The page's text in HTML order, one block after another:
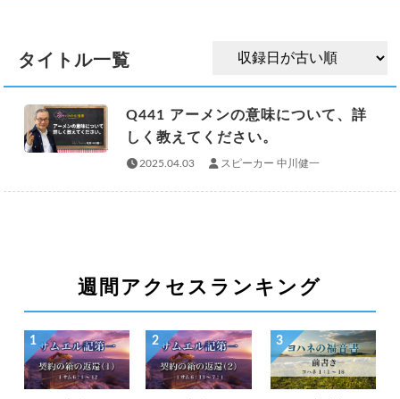
タイトル一覧
Q441 アーメンの意味について、詳
しく教えてください。
2025.04.03 スピーカー 中川健一
週間アクセスランキング
1 2 3